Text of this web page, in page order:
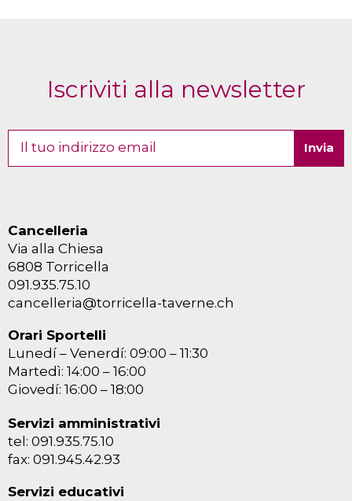
Iscriviti alla newsletter
Cancelleria
Via alla Chiesa
6808 Torricella
091.935.75.10
cancelleria@torricella-taverne.ch
Orari Sportelli
Lunedí – Venerdí: 09:00 – 11:30
Martedì: 14:00 – 16:00
Giovedí: 16:00 – 18:00
Servizi amministrativi
tel: 091.935.75.10
fax: 091.945.42.93
Servizi educativi